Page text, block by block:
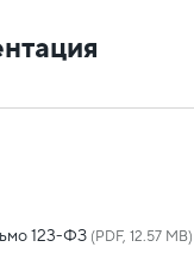
123-ФЗ (PDF, 12.57 MB)